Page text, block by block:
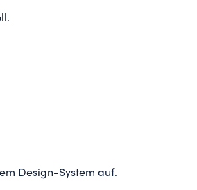
Design-System auf.